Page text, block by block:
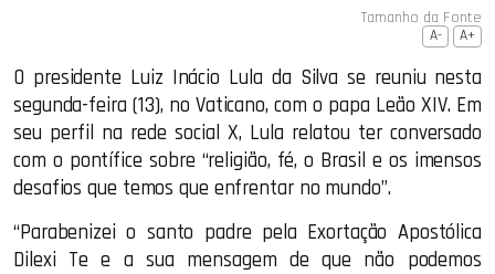
Tamanho da Fonte
A- A+
O presidente Luiz Inácio Lula da Silva se reuniu nesta
segunda-feira (13), no Vaticano, com o papa Leão XIV. Em
seu perfil na rede social X, Lula relatou ter conversado
com o pontífice sobre “religião, fé, o Brasil e os imensos
desafios que temos que enfrentar no mundo”.
“Parabenizei o santo padre pela Exortação Apostólica
Dilexi Te e a sua mensagem de que não podemos